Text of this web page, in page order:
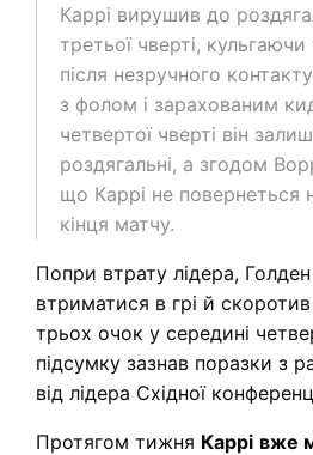
Каррі вирушив до
третьої чверті,
після незручного
з фолом і зарахованим
четвертої чверті він
роздягальні, а згодом
що Каррі не повернеться
кінця матчу.
Попри втрату лідера,
втриматися в грі й
трьох очок у середині
підсумку зазнав поразки з
від лідера Східної
Протягом тижня Каррі вже